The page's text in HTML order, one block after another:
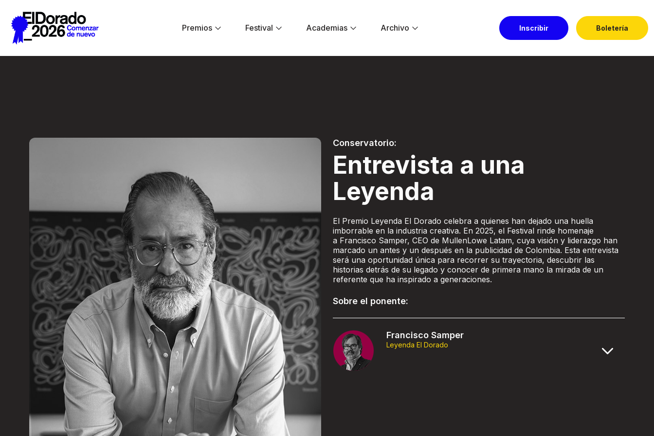
Premios
Festival Academias Archivo Inscribir Boletería
Conservatorio:
Entrevista a una
Leyenda
El Premio Leyenda El Dorado celebra a quienes han dejado una huella
imborrable en la industria creativa. En 2025, el Festival rinde homenaje
a Francisco Samper, CEO de MullenLowe Latam, cuya visión y liderazgo han
marcado un antes y un después en la publicidad de Colombia. Esta entrevista
será una oportunidad única para recorrer su trayectoria, descubrir las
historias detrás de su legado y conocer de primera mano la mirada de un
referente que ha inspirado a generaciones.
Sobre el ponente:
Francisco Samper
Leyenda El Dorado